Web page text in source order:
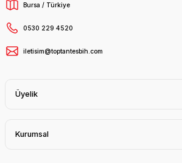
Bursa / Türkiye
0530 229 4520
iletisim@toptantesbih.com
Üyelik
Kurumsal